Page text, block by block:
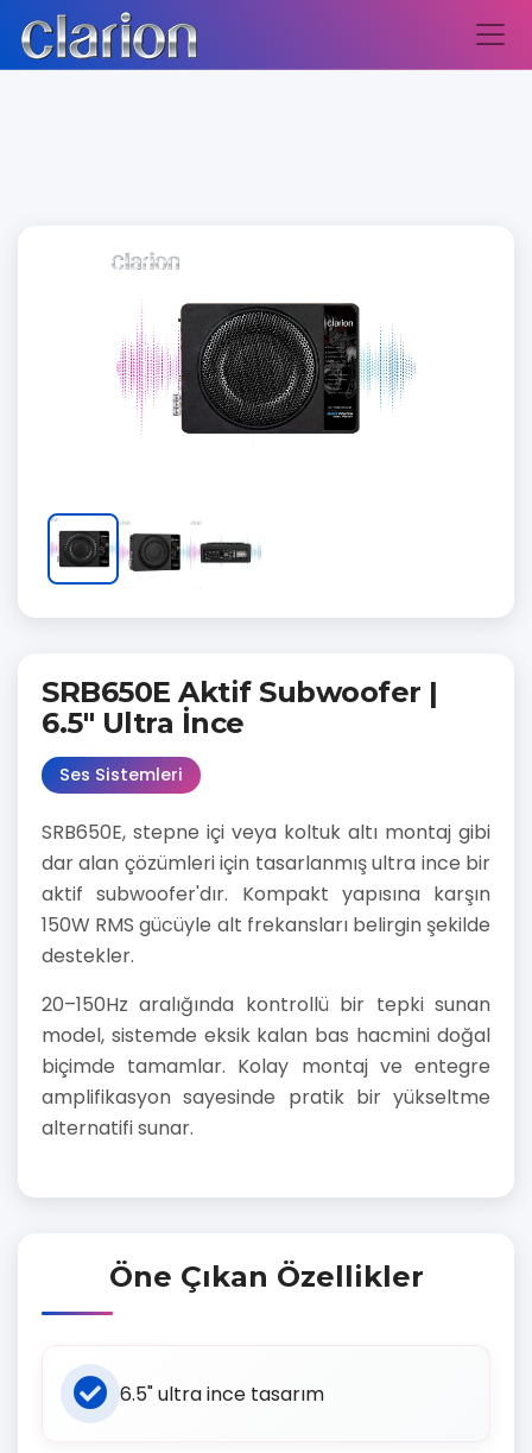
SRB650E Aktif Subwoofer |
6.5" Ultra İnce
Ses Sistemleri
SRB650E, stepne içi veya koltuk altı montaj gibi
dar alan çözümleri için tasarlanmış ultra ince bir
aktif subwoofer'dır. Kompakt yapısına karşın
150W RMS gücüyle alt frekansları belirgin şekilde
destekler.
20–150Hz aralığında kontrollü bir tepki sunan
model, sistemde eksik kalan bas hacmini doğal
biçimde tamamlar. Kolay montaj ve entegre
amplifikasyon sayesinde pratik bir yükseltme
alternatifi sunar.
Öne Çıkan Özellikler
6.5" ultra ince tasarım